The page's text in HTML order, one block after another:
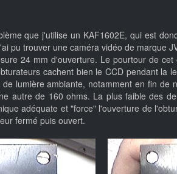
que j'utilise un KAF1602E, qui est
pu trouver une caméra vidéo de marque
24 mm d'ouverture. Le pourtour de
cachent bien le CCD pendant
lumière ambiante, notamment en fin
autre de 160 ohms. La plus faible des
adéquate et "force" l'ouverture de
fermé puis ouvert.